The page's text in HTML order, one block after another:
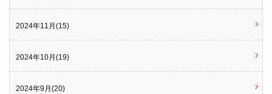
2024年11月(15)
2024年10月(19)
2024年9月(20)